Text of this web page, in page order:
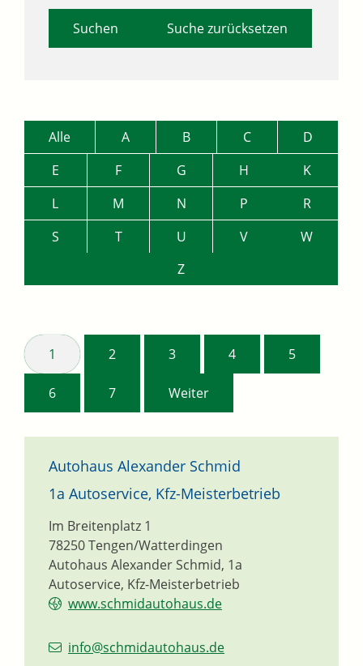
Suche zurücksetzen
Alle A B C
D
E
F G H
K
L
M N P
R
S
T U V
W
Z
1 2 3 4 5
6 7 Weiter
Autohaus Alexander Schmid
1a Autoservice, Kfz-Meisterbetrieb
Autohaus Alexander Schmid, 1a
Autoservice, Kfz-Meisterbetrieb
Im Breitenplatz 1
78250Tengen/Watterdingen
www.schmidautohaus.de
info@schmidautohaus.de